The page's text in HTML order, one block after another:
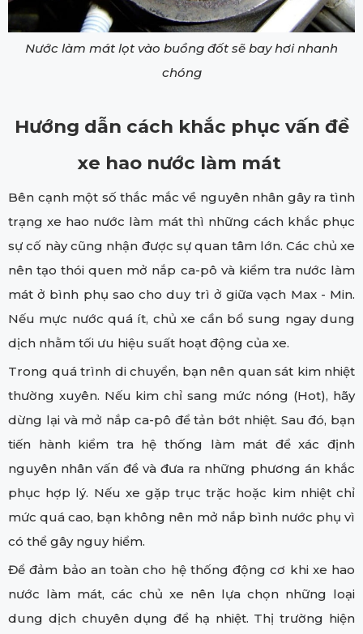
Nước làm mát lọt vào buồng đốt sẽ bay hơi nhanh
chóng
Hướng dẫn cách khắc phục vấn đề
xe hao nước làm mát
Bên cạnh một số thắc mắc về nguyên nhân gây ra tình
trạng xe hao nước làm mát thì những cách khắc phục
sự cố này cũng nhận được sự quan tâm lớn. Các chủ xe
nên tạo thói quen mở nắp ca-pô và kiểm tra nước làm
mát ở bình phụ sao cho duy trì ở giữa vạch Max - Min.
Nếu mực nước quá ít, chủ xe cần bổ sung ngay dung
dịch nhằm tối ưu hiệu suất hoạt động của xe.
Trong quá trình di chuyển, bạn nên quan sát kim nhiệt
thường xuyên. Nếu kim chỉ sang mức nóng (Hot), hãy
dừng lại và mở nắp ca-pô để tản bớt nhiệt. Sau đó, bạn
tiến hành kiểm tra hệ thống làm mát để xác định
nguyên nhân vấn đề và đưa ra những phương án khắc
phục hợp lý. Nếu xe gặp trục trặc hoặc kim nhiệt chỉ
mức quá cao, bạn không nên mở nắp bình nước phụ vì
có thể gây nguy hiểm.
Để đảm bảo an toàn cho hệ thống động cơ khi xe hao
nước làm mát, các chủ xe nên lựa chọn những loại
dung dịch chuyên dụng để hạ nhiệt. Thị trường hiện